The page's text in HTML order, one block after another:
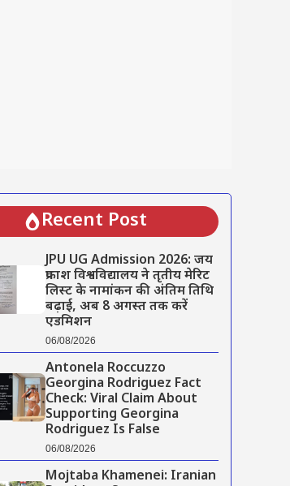
Recent Post
JPU UG Admission 2026: जय
प्रकाश विश्वविद्यालय ने तृतीय मेरिट
लिस्ट के नामांकन की अंतिम तिथि
बढ़ाई, अब 8 अगस्त तक करें
एडमिशन
06/08/2026
Antonela Roccuzzo
Georgina Rodriguez Fact
Check: Viral Claim About
Supporting Georgina
Rodriguez Is False
06/08/2026
Mojtaba Khamenei: Iranian